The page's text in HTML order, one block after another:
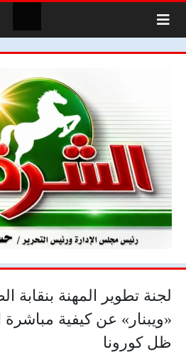
لجنة تطوير المهنة بنقابة
«ويبنار» عن كيفية
ظل كورونا